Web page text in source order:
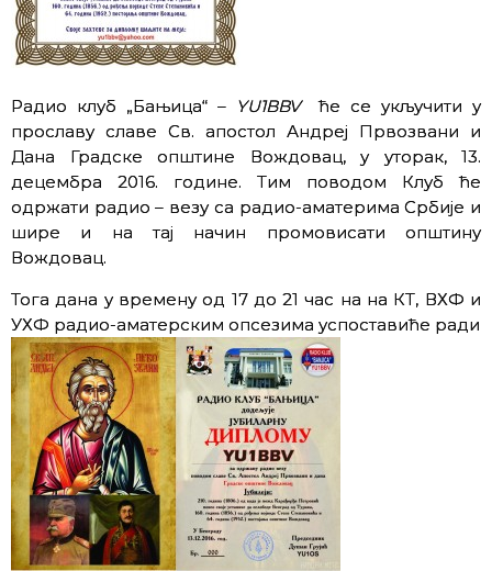
Радио клуб „Бањица“ – YU1BBVће се укључити у
прославу славе Св. апостол Андреј Првозвани и
Дана Градске општине Вождовац, у уторак, 13.
децембра 2016. године. Тим поводом Клуб ће
одржати радио – везу са радио-аматерима Србије и
шире и на тај начин промовисати општину
Вождовац.
Тога дана у времену од 17 до 21 час на на КТ, ВХФ и
УХФ радио-аматерским опсезима успоставиће ради